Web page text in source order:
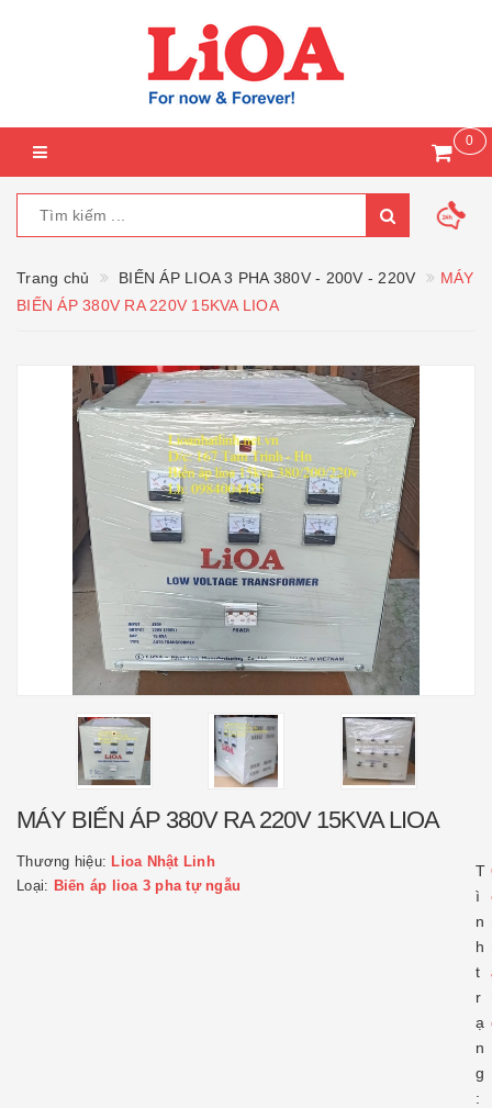
0
Trang chủ BIẾN ÁP LIOA 3 PHA 380V - 200V - 220V
MÁY
BIẾN ÁP 380V RA 220V 15KVA LIOA
MÁY BIẾN ÁP 380V RA 220V 15KVA LIOA
Thương hiệu: Lioa Nhật Linh
Loại: Biến áp lioa 3 pha tự ngẫu
T
ì
n
h
t
r
ạ
n
g
: